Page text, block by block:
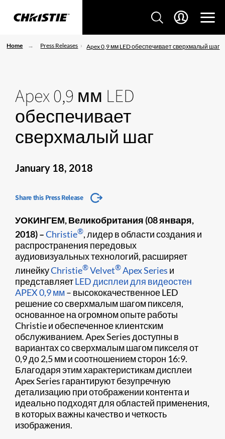
Home Press Releases Apex 0,9 мм LED обеспечивает сверхмалый шаг
Apex 0,9 мм LED
обеспечивает
сверхмалый шаг
January 18, 2018
Share this Press Release
​​УОКИНГЕМ, Великобритания (08 января,
2018​) –Christie®, лидер в области создания и
распространения передовых
аудиовизуальных технологий, расширяет
линейкуChristie®Velvet®Apex Series и
представляетLED дисплеи для видеостен
APEX 0,9 мм– высококачественное LED
решение со сверхмалым шагом пикселя,
основанное на огромном опыте работы
Christie и обеспеченное клиентским
обслуживанием. Apex Series доступны в
вариантах со сверхмалым шагом пикселя от
0,9 до 2,5 мм и соотношением сторон 16:9.
Благодаря этим характеристикам дисплеи
Apex Series гарантируют безупречную
детализацию при отображении контента и
идеально подходят для областей применения,
в которых важны качество и четкость
изображения.